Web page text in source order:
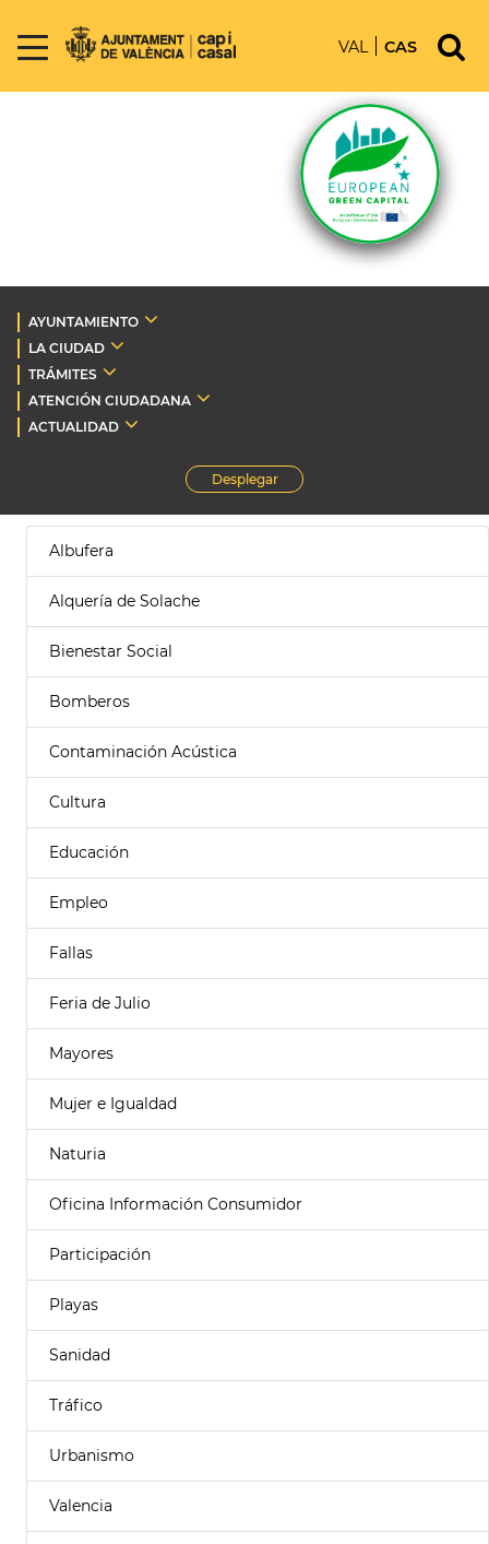
VAL CAS
AYUNTAMIENTO
LA CIUDAD
TRÁMITES
ATENCIÓN CIUDADANA
ACTUALIDAD
Desplegar
Albufera
Alquería de Solache
Bienestar Social
Bomberos
Contaminación Acústica
Cultura
Educación
Empleo
Fallas
Feria de Julio
Mayores
Mujer e Igualdad
Naturia
Oficina Información Consumidor
Participación
Playas
Sanidad
Tráfico
Urbanismo
Valencia